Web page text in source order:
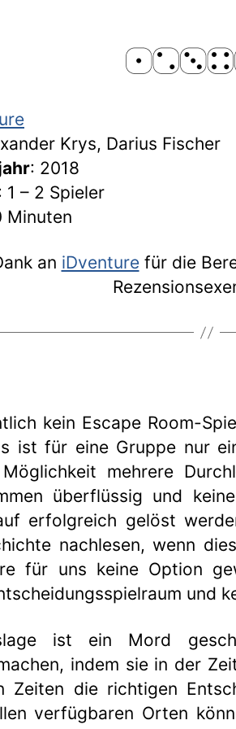
Krys, Darius Fischer
: 2018
1 – 2 Spieler
Minuten
an iDventurefür die
kein Escape Room-
ist für eine Gruppe nur
mehrere
überflüssig und
erfolgreich gelöst
nachlesen, wenn
für uns keine Option
und
ist ein Mord
indem sie in der
Zeiten die richtigen
verfügbaren Orten